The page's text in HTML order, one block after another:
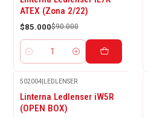
OFF
ATEX (Zona 2/22)
$85.000$90.000
Cantidad
-4%
OFF
502004| LEDLENSER
Linterna Ledlenser iW5R
(OPEN BOX)